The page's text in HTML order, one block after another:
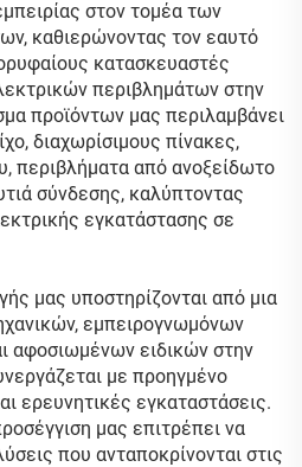
στον τομέα των
καθιερώνοντας τον εαυτό
κατασκευαστές
περιβλημάτων στην
προϊόντων μας περιλαμβάνει
διαχωρίσιμους πίνακες,
περιβλήματα από ανοξείδωτο
σύνδεσης, καλύπτοντας
εγκατάστασης σε
μας υποστηρίζονται από μια
εμπειρογνωμόνων
αφοσιωμένων ειδικών στην
με προηγμένο
ερευνητικές εγκαταστάσεις.
μας επιτρέπει να
που ανταποκρίνονται στις